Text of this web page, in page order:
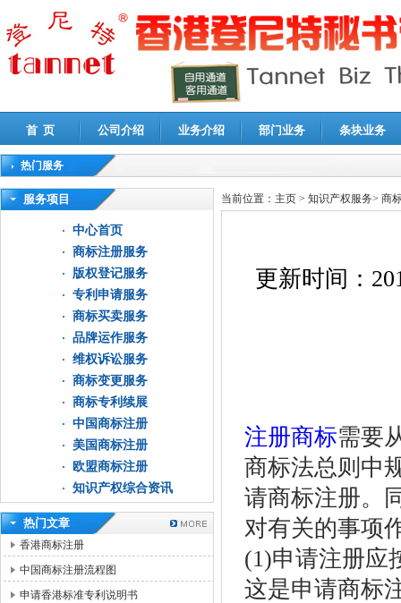
首 页 公司介绍 业务介绍 部门业务 条块业务
热门服务
高新技术企业认定审计|企业所得税汇算清缴申报鉴证
服务项目
中心首页
商标注册服务
版权登记服务
专利申请服务
商标买卖服务
品牌运作服务
维权诉讼服务
商标变更服务
商标专利续展
中国商标注册
美国商标注册
欧盟商标注册
知识产权综合资讯
热门文章
香港商标注册
中国商标注册流程图
申请香港标准专利说明书
当前位置： 主页 > 知识产权服务> 商
更新时间：
注册商标需要
商标法总则中
请商标注册。
对有关的事项
(1)申请注册应
这是申请商标